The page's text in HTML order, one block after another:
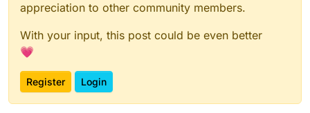
appreciation to other community members.
With your input, this post could be even better
💗
Register Login